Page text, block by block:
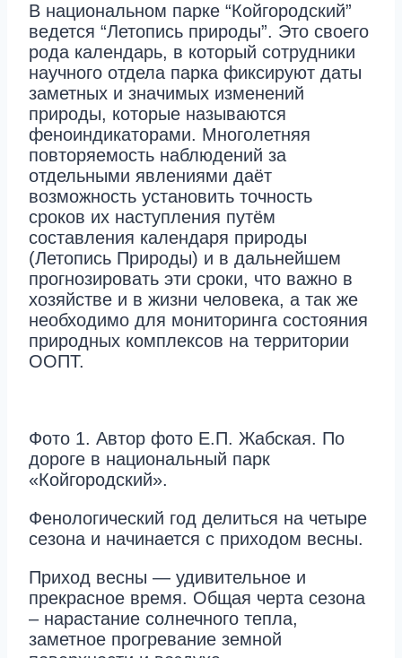
В национальном парке “Койгородский”
ведется “Летопись природы”. Это своего
рода календарь, в который сотрудники
научного отдела парка фиксируют даты
заметных и значимых изменений
природы, которые называются
феноиндикаторами. Многолетняя
повторяемость наблюдений за
отдельными явлениями даёт
возможность установить точность
сроков их наступления путём
составления календаря природы
(Летопись Природы) и в дальнейшем
прогнозировать эти сроки, что важно в
хозяйстве и в жизни человека, а так же
необходимо для мониторинга состояния
природных комплексов на территории
ООПТ.
Фото 1. Автор фото Е.П. Жабская. По
дороге в национальный парк
«Койгородский».
Фенологический год делиться на четыре
сезона и начинается с приходом весны.
Приход весны — удивительное и
прекрасное время. Общая черта сезона
– нарастание солнечного тепла,
заметное прогревание земной